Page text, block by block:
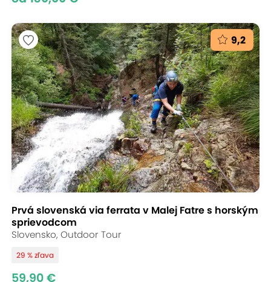
9,2
Prvá slovenská via ferrata v Malej Fatre s horským
sprievodcom
Slovensko, Outdoor Tour
29 % zľava
59,90 €